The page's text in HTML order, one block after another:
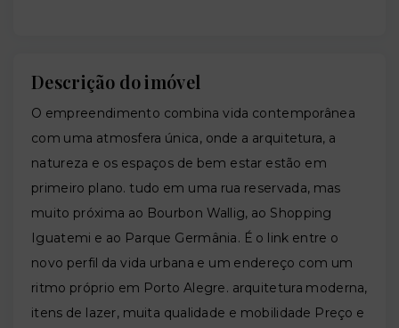
Descrição do imóvel
O empreendimento combina vida contemporânea
com uma atmosfera única, onde a arquitetura, a
natureza e os espaços de bem estar estão em
primeiro plano. tudo em uma rua reservada, mas
muito próxima ao Bourbon Wallig, ao Shopping
Iguatemi e ao Parque Germânia. É o link entre o
novo perfil da vida urbana e um endereço com um
ritmo próprio em Porto Alegre. arquitetura moderna,
itens de lazer, muita qualidade e mobilidade Preço e